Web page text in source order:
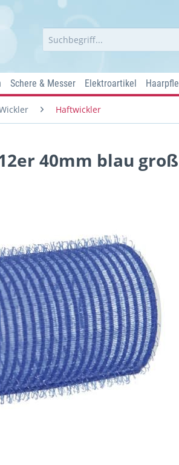
Schere & Messer Elektroartikel
Haftwickler
40mm blau groß